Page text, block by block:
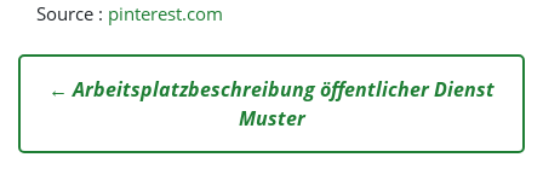
Source : pinterest.com
← Arbeitsplatzbeschreibung öffentlicher Dienst
Muster